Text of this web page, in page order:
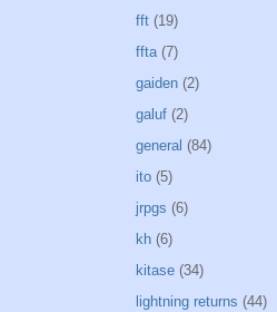
fft (19)
ffta (7)
gaiden (2)
galuf (2)
general (84)
ito (5)
jrpgs (6)
kh (6)
kitase (34)
lightning returns (44)